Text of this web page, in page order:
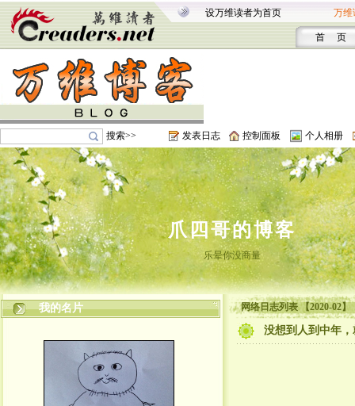
设万维读者为首页 万维
首 页
搜索>> 发表日志 控制面板 个人相册
爪四哥的博客
乐晕你没商量
我的名片 网络日志列表 【2020-02】
没想到人到中年